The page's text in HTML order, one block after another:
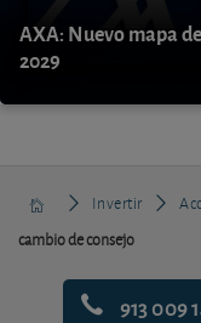
AXA: Nuevo mapa
2029
Invertir
cambio de consejo
913 009